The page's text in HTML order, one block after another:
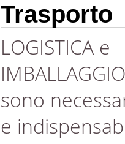
Trasporto
LOGISTICA e
IMBALLAGGIO
sono
e